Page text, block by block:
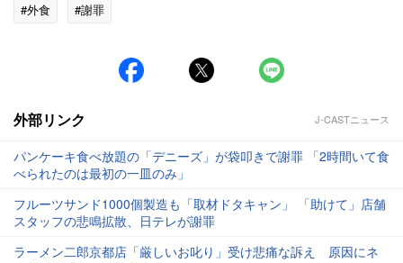
#外食
#謝罪
外部リンク J-CASTニュース
パンケーキ食べ放題の「デニーズ」が袋叩きで謝罪 「2時間いて食
べられたのは最初の一皿のみ」
フルーツサンド1000個製造も「取材ドタキャン」 「助けて」店舗
スタッフの悲鳴拡散、日テレが謝罪
ラーメン二郎京都店「厳しいお叱り」受け悲痛な訴え 原因にネ